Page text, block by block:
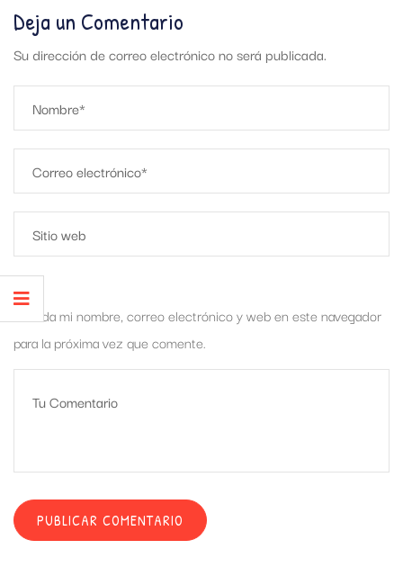
Deja un Comentario
Su dirección de correo electrónico no será publicada.
Guarda mi nombre, correo electrónico y web en este navegador
para la próxima vez que comente.